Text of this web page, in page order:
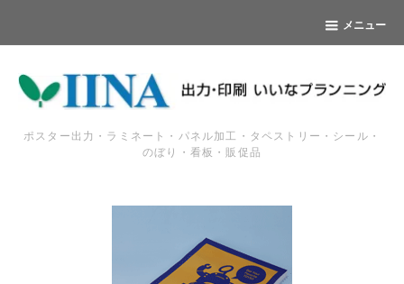
メニュー
ポスター出力・ラミネート・パネル加工・タペストリー・シール・
のぼり・看板・販促品